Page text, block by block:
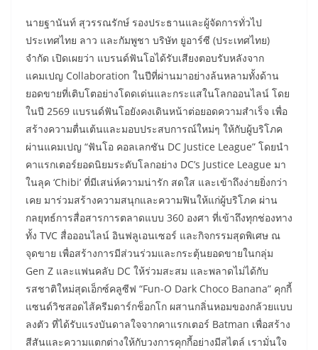
​นายฐานันท์ สุวรรณรักษ์ รองประธานและผู้จัดการทั่วไป
ประเทศไทย ลาว และกัมพูชา บริษัท ยูอาร์ซี (ประเทศไทย)
จำกัด เปิดเผยว่า แบรนด์ฟันโอได้รับเสียงตอบรับหลังจาก
แคมเปญ Collaboration ในปีที่ผ่านมาอย่างล้นหลามทั้งด้าน
ยอดขายที่เติบโตอย่างโดดเด่นและกระแสในโลกออนไลน์ โดย
ในปี 2569 แบรนด์ฟันโอยังคงเดินหน้าต่อยอดความสำเร็จ เพื่อ
สร้างความตื่นเต้นและมอบประสบการณ์ใหม่ๆ ให้กับผู้บริโภค
ผ่านแคมเปญ “ฟันโอ คอลเลกชัน DC Justice League” โดยนำ
คาแรกเตอร์ยอดนิยมระดับโลกอย่าง DC’s Justice League มา
ในลุค ‘Chibi’ ที่มีเสน่ห์ความน่ารัก สดใส และเข้าถึงง่ายยิ่งกว่า
เคย มาร่วมสร้างความสนุกและความฟินให้แก่ผู้บริโภค ผ่าน
กลยุทธ์การสื่อสารการตลาดแบบ 360 องศา ที่เข้าถึงทุกช่องทาง
ทั้ง TVC สื่อออนไลน์ อินฟลูเอนเซอร์ และกิจกรรมสุดพิเศษ ณ
จุดขาย เพื่อสร้างการมีส่วนร่วมและกระตุ้นยอดขายในกลุ่ม
Gen Z และแฟนคลับ DC ให้ร่วมสะสม และพลาดไม่ได้กับ
รสชาติใหม่สุดเอ็กซ์คลูซีฟ “Fun-O Dark Choco Banana” คุกกี้
แซนด์วิชสอดไส้ครีมดาร์กช็อกโก ผสานกลิ่นหอมของกล้วยแบบ
ลงตัว ที่ได้รับแรงบันดาลใจจากคาแรกเตอร์ Batman เพื่อสร้าง
สีสันและความแตกต่างให้กับวงการคุกกี้อย่างมีสไตล์ เรามั่นใจ